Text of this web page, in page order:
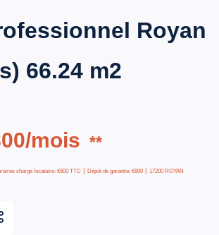
Royan
66.24 m2
mois **
charge locataire: €600 TTC | Dépôt de garantie: €800 | 17200 ROYAN